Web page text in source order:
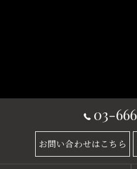
03-
お問い合わせはこちら